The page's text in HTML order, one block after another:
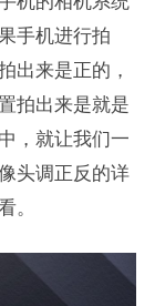
手机进行拍
出来是正的，
拍出来是就是
，就让我们一
头调正反的详
。